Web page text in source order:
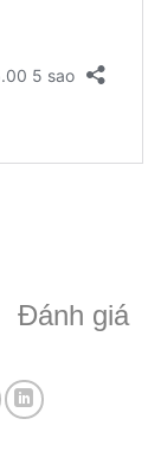
Đánh giá